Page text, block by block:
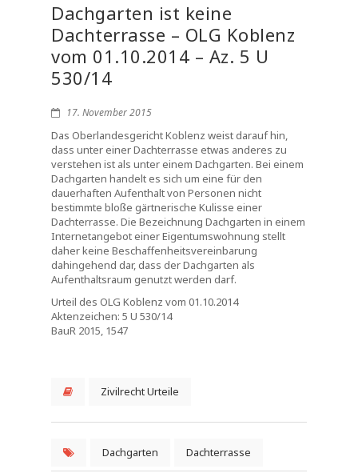
Dachgarten ist keine
Dachterrasse – OLG Koblenz
vom 01.10.2014 – Az. 5 U
530/14
17. November 2015
Das Oberlandesgericht Koblenz weist darauf hin,
dass unter einer Dachterrasse etwas anderes zu
verstehen ist als unter einem Dachgarten. Bei einem
Dachgarten handelt es sich um eine für den
dauerhaften Aufenthalt von Personen nicht
bestimmte bloße gärtnerische Kulisse einer
Dachterrasse. Die Bezeichnung Dachgarten in einem
Internetangebot einer Eigentumswohnung stellt
daher keine Beschaffenheitsvereinbarung
dahingehend dar, dass der Dachgarten als
Aufenthaltsraum genutzt werden darf.
Urteil des OLG Koblenz vom 01.10.2014
Aktenzeichen: 5 U 530/14
BauR 2015, 1547
Zivilrecht Urteile
Dachgarten Dachterrasse